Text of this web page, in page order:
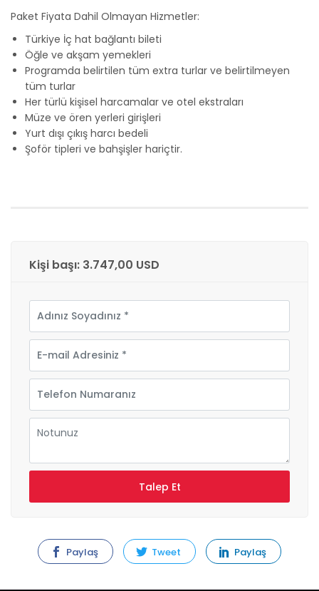
Paket Fiyata Dahil Olmayan Hizmetler:
Türkiye İç hat bağlantı bileti
Öğle ve akşam yemekleri
Programda belirtilen tüm extra turlar ve belirtilmeyen
tüm turlar
Her türlü kişisel harcamalar ve otel ekstraları
Müze ve ören yerleri girişleri
Yurt dışı çıkış harcı bedeli
Şoför tipleri ve bahşişler hariçtir.
Kişi başı: 3.747,00 USD
Paylaş Tweet Paylaş